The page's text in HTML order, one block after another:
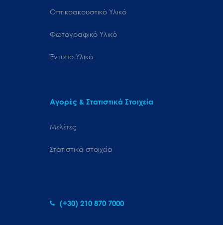
Οπτικοακουστικό Υλικό
Φωτογραφικό Υλικό
Έντυπο Υλικό
Αγορές & Στατιστικά Στοιχεία
Μελέτες
Στατιστικά στοιχεία
(+30) 210 870 7000